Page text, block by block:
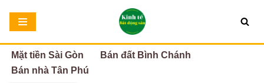
Chuyển
tới
nội
dung
Mặt tiền Sài Gòn
Bán đất Bình Chánh
Bán nhà Tân Phú